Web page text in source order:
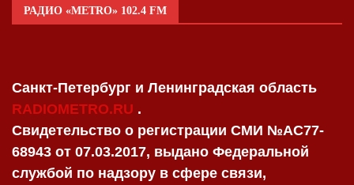
РАДИО «METRO» 102.4 FM
Санкт-Петербург и Ленинградская область
RADIOMETRO.RU .
Свидетельство о регистрации СМИ №AC77-
68943 от 07.03.2017, выдано Федеральной
службой по надзору в сфере связи,